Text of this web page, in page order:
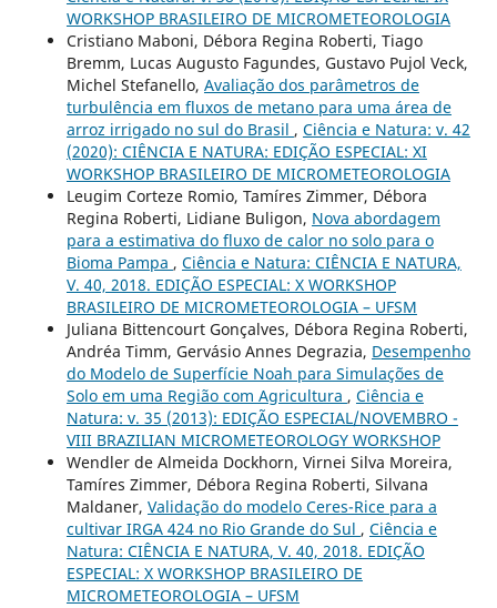
WORKSHOP BRASILEIRO DE MICROMETEOROLOGIA
Cristiano Maboni, Débora Regina Roberti, Tiago
Bremm, Lucas Augusto Fagundes, Gustavo Pujol Veck,
Michel Stefanello, Avaliação dos parâmetros de
turbulência em fluxos de metano para uma área de
arroz irrigado no sul do Brasil , Ciência e Natura: v. 42
(2020): CIÊNCIA E NATURA: EDIÇÃO ESPECIAL: XI
WORKSHOP BRASILEIRO DE MICROMETEOROLOGIA
Leugim Corteze Romio, Tamíres Zimmer, Débora
Regina Roberti, Lidiane Buligon, Nova abordagem
para a estimativa do fluxo de calor no solo para o
Bioma Pampa , Ciência e Natura: CIÊNCIA E NATURA,
V. 40, 2018. EDIÇÃO ESPECIAL: X WORKSHOP
BRASILEIRO DE MICROMETEOROLOGIA – UFSM
Juliana Bittencourt Gonçalves, Débora Regina Roberti,
Andréa Timm, Gervásio Annes Degrazia, Desempenho
do Modelo de Superfície Noah para Simulações de
Solo em uma Região com Agricultura , Ciência e
Natura: v. 35 (2013): EDIÇÃO ESPECIAL/NOVEMBRO -
VIII BRAZILIAN MICROMETEOROLOGY WORKSHOP
Wendler de Almeida Dockhorn, Virnei Silva Moreira,
Tamíres Zimmer, Débora Regina Roberti, Silvana
Maldaner, Validação do modelo Ceres-Rice para a
cultivar IRGA 424 no Rio Grande do Sul , Ciência e
Natura: CIÊNCIA E NATURA, V. 40, 2018. EDIÇÃO
ESPECIAL: X WORKSHOP BRASILEIRO DE
MICROMETEOROLOGIA – UFSM